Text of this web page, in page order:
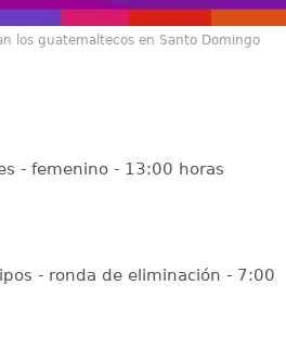
los guatemaltecos en Santo Domingo
- femenino - 13:00 horas
- ronda de eliminación - 7:00